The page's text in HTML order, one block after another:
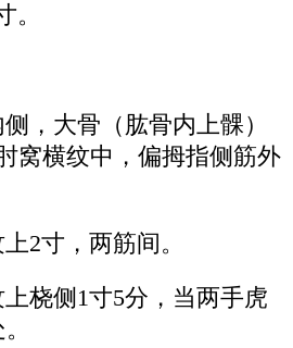
。
，大骨（肱骨内上髁）
窝横纹中，偏拇指侧筋外
2寸，两筋间。
桡侧1寸5分，当两手虎